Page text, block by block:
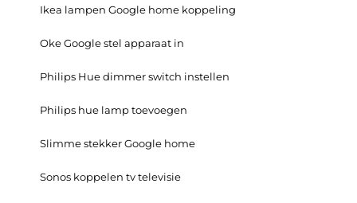
Ikea lampen Google home koppeling
Oke Google stel apparaat in
Philips Hue dimmer switch instellen
Philips hue lamp toevoegen
Slimme stekker Google home
Sonos koppelen tv televisie